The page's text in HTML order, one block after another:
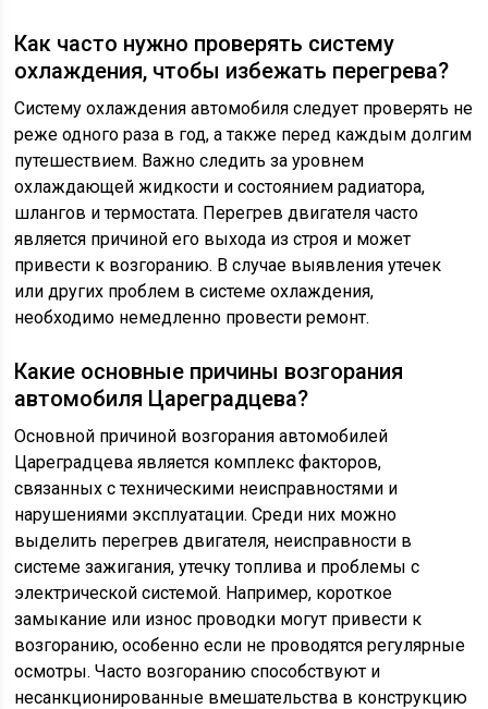
Как часто нужно проверять систему
охлаждения, чтобы избежать перегрева?
Систему охлаждения автомобиля следует проверять не
реже одного раза в год, а также перед каждым долгим
путешествием. Важно следить за уровнем
охлаждающей жидкости и состоянием радиатора,
шлангов и термостата. Перегрев двигателя часто
является причиной его выхода из строя и может
привести к возгоранию. В случае выявления утечек
или других проблем в системе охлаждения,
необходимо немедленно провести ремонт.
Какие основные причины возгорания
автомобиля Цареградцева?
Основной причиной возгорания автомобилей
Цареградцева является комплекс факторов,
связанных с техническими неисправностями и
нарушениями эксплуатации. Среди них можно
выделить перегрев двигателя, неисправности в
системе зажигания, утечку топлива и проблемы с
электрической системой. Например, короткое
замыкание или износ проводки могут привести к
возгоранию, особенно если не проводятся регулярные
осмотры. Часто возгоранию способствуют и
несанкционированные вмешательства в конструкцию